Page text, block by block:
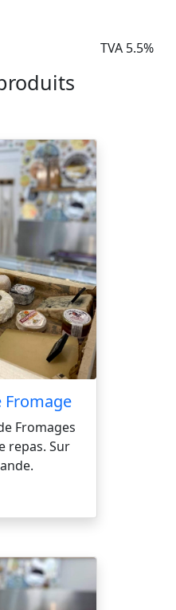
TVA 5.5%
Fromage
Fromages
repas. Sur